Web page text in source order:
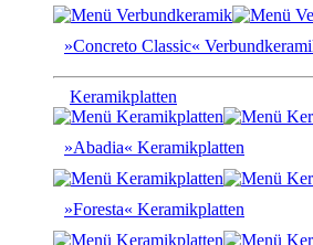
»Concreto Classic«
Keramikplatten
»Abadia« Keramikplatten
»Foresta« Keramikplatten